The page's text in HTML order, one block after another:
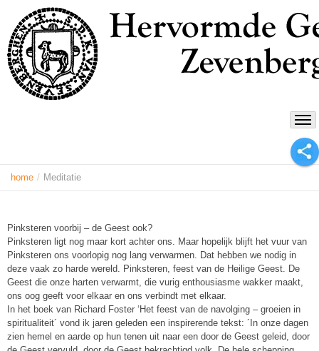
home / Meditatie
Pinksteren voorbij – de Geest ook?
Pinksteren ligt nog maar kort achter ons. Maar hopelijk blijft het vuur van
Pinksteren ons voorlopig nog lang verwarmen. Dat hebben we nodig in
deze vaak zo harde wereld. Pinksteren, feest van de Heilige Geest. De
Geest die onze harten verwarmt, die vurig enthousiasme wakker maakt,
ons oog geeft voor elkaar en ons verbindt met elkaar.
In het boek van Richard Foster ‘Het feest van de navolging – groeien in
spiritualiteit´ vond ik jaren geleden een inspirerende tekst: ´In onze dagen
zien hemel en aarde op hun tenen uit naar een door de Geest geleid, door